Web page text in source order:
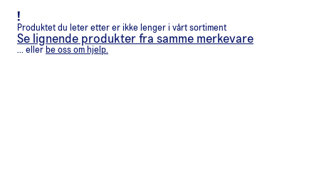
!
Produktet du leter etter er ikke lenger i vårt sortiment
Se lignende produkter fra samme merkevare
... eller be oss om hjelp.